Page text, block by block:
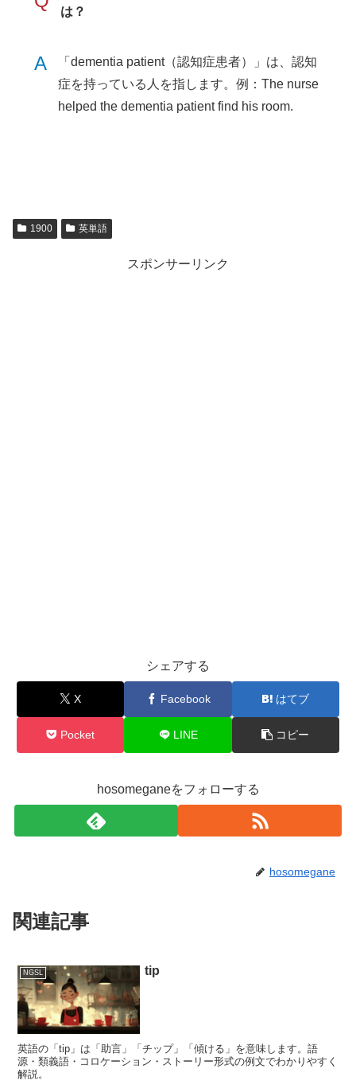
は？
A
「dementia patient（認知症患者）」は、認知
症を持っている人を指します。例：The nurse
helped the dementia patient find his room.
1900 英単語
スポンサーリンク
シェアする
X Facebook はてブ
Pocket LINE コピー
hosomeganeをフォローする
hosomegane
関連記事
NGSL tip
英語の「tip」は「助言」「チップ」「傾ける」を意味します。語
源・類義語・コロケーション・ストーリー形式の例文でわかりやすく
解説。